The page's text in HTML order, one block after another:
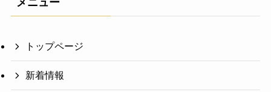
メニュー
トップページ
新着情報